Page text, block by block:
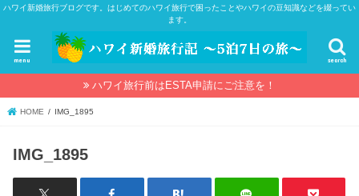
ハワイ新婚旅行ブログです。はじめてのハワイ旅行で困ったことやハワイの豆知識などを綴ってい
ます。
search
menu
ハワイ旅行前はESTA申請にご注意を！
HOME IMG_1895
IMG_1895